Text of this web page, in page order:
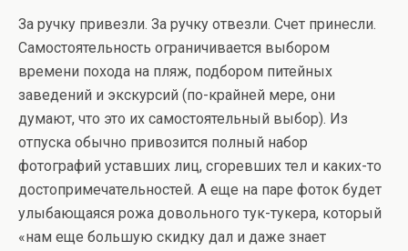
За ручку привезли. За ручку отвезли. Счет принесли.
Самостоятельность ограничивается выбором
времени похода на пляж, подбором питейных
заведений и экскурсий (по-крайней мере, они
думают, что это их самостоятельный выбор). Из
отпуска обычно привозится полный набор
фотографий уставших лиц, сгоревших тел и каких-то
достопримечательностей. А еще на паре фоток будет
улыбающаяся рожа довольного тук-тукера, который
«нам еще большую скидку дал и даже знает